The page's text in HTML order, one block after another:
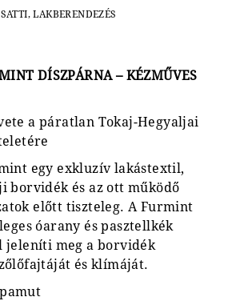
,LAKBERENDEZÉS
DÍSZPÁRNA – KÉZMŰVES
a páratlan Tokaj-Hegyaljai
egy exkluzív lakástextil,
borvidék és az ott működő
előtt tiszteleg. A Furmint
óarany és pasztellkék
jeleníti meg a borvidék
és klímáját.